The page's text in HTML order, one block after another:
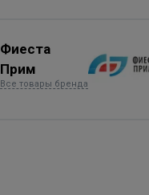
Фиеста
Прим
Все товары бренда